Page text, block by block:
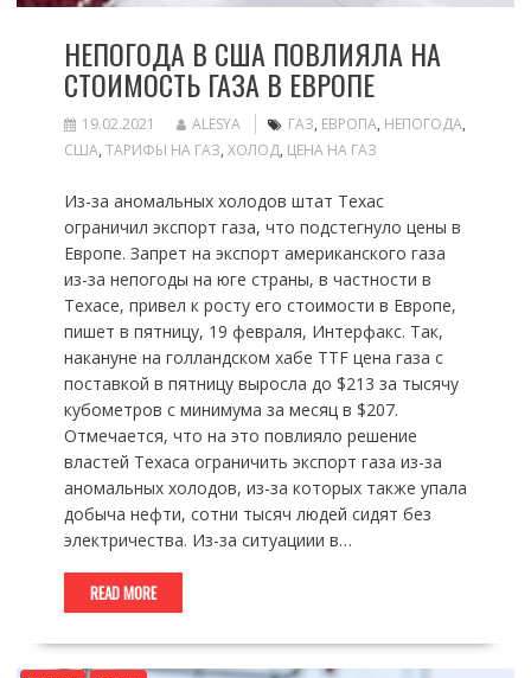
НЕПОГОДА В США ПОВЛИЯЛА НА
СТОИМОСТЬ ГАЗА В ЕВРОПЕ
19.02.2021 ALESYA ГАЗ, ЕВРОПА, НЕПОГОДА,
США, ТАРИФЫ НА ГАЗ, ХОЛОД, ЦЕНА НА ГАЗ
Из-за аномальных холодов штат Техас
ограничил экспорт газа, что подстегнуло цены в
Европе. Запрет на экспорт американского газа
из-за непогоды на юге страны, в частности в
Техасе, привел к росту его стоимости в Европе,
пишет в пятницу, 19 февраля, Интерфакс. Так,
накануне на голландском хабе TTF цена газа с
поставкой в пятницу выросла до $213 за тысячу
кубометров с минимума за месяц в $207.
Отмечается, что на это повлияло решение
властей Техаса ограничить экспорт газа из-за
аномальных холодов, из-за которых также упала
добыча нефти, сотни тысяч людей сидят без
электричества. Из-за ситуациии в…
READ MORE